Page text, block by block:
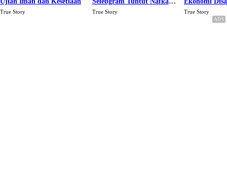
True Story
Rp.15 Juta Perbulan
True Story
Karena Cinta
True Story